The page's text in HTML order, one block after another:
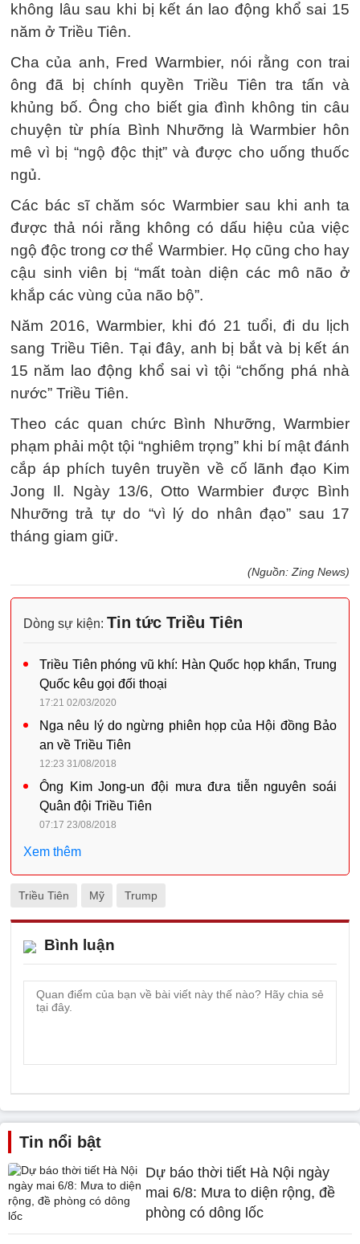
không lâu sau khi bị kết án lao động khổ sai 15
năm ở Triều Tiên.
Cha của anh, Fred Warmbier, nói rằng con trai
ông đã bị chính quyền Triều Tiên tra tấn và
khủng bố. Ông cho biết gia đình không tin câu
chuyện từ phía Bình Nhưỡng là Warmbier hôn
mê vì bị “ngộ độc thịt” và được cho uống thuốc
ngủ.
Các bác sĩ chăm sóc Warmbier sau khi anh ta
được thả nói rằng không có dấu hiệu của việc
ngộ độc trong cơ thể Warmbier. Họ cũng cho hay
cậu sinh viên bị “mất toàn diện các mô não ở
khắp các vùng của não bộ”.
Năm 2016, Warmbier, khi đó 21 tuổi, đi du lịch
sang Triều Tiên. Tại đây, anh bị bắt và bị kết án
15 năm lao động khổ sai vì tội “chống phá nhà
nước” Triều Tiên.
Theo các quan chức Bình Nhưỡng, Warmbier
phạm phải một tội “nghiêm trọng” khi bí mật đánh
cắp áp phích tuyên truyền về cố lãnh đạo Kim
Jong Il. Ngày 13/6, Otto Warmbier được Bình
Nhưỡng trả tự do “vì lý do nhân đạo” sau 17
tháng giam giữ.
(Nguồn: Zing News)
Dòng sự kiện: Tin tức Triều Tiên
Triều Tiên phóng vũ khí: Hàn Quốc họp khẩn, Trung
Quốc kêu gọi đối thoại
17:21 02/03/2020
Nga nêu lý do ngừng phiên họp của Hội đồng Bảo
an về Triều Tiên
12:23 31/08/2018
Ông Kim Jong-un đội mưa đưa tiễn nguyên soái
Quân đội Triều Tiên
07:17 23/08/2018
Xem thêm
Triều Tiên Mỹ Trump
Bình luận
Tin nổi bật
Dự báo thời tiết Hà Nội ngày
mai 6/8: Mưa to diện rộng, đề
phòng có dông lốc